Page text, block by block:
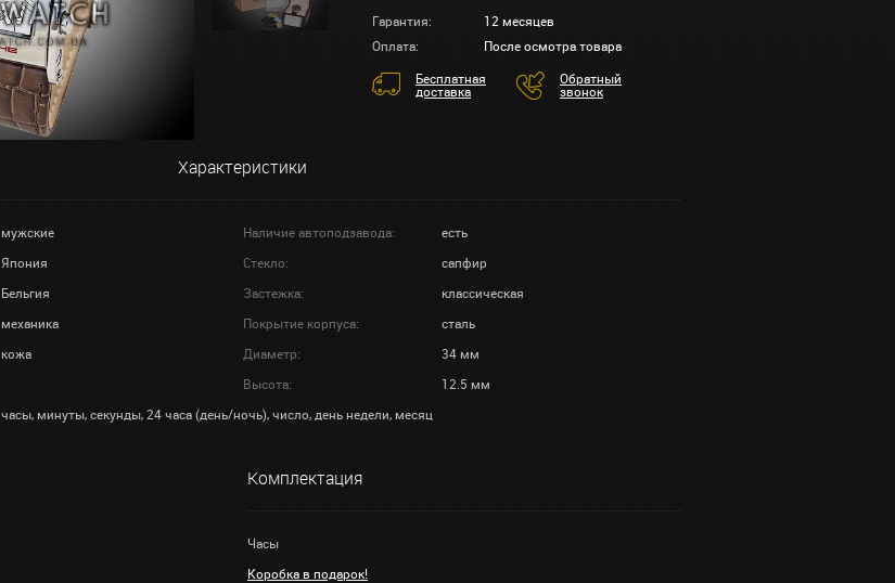
Гарантия:
12 месяцев
Оплата:
После осмотра товара
Бесплатная
доставка
Обратный
звонок
Характеристики
мужские Наличие автоподзавода:
есть
Япония Стекло:
сапфир
Бельгия Застежка:
классическая
механика Покрытие корпуса:
сталь
кожа Диаметр:
34 мм
Высота:
12.5 мм
часы, минуты, секунды, 24 часа (день/ночь), число, день недели, месяц
Комплектация
Часы
Коробка в подарок!